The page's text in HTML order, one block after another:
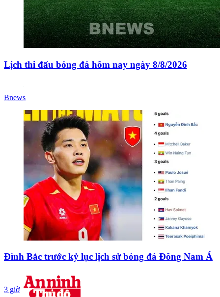
Lịch thi đấu bóng đá hôm nay ngày 8/8/2026
Bnews
Đình Bắc trước kỷ lục lịch sử bóng đá Đông Nam Á
3 giờ